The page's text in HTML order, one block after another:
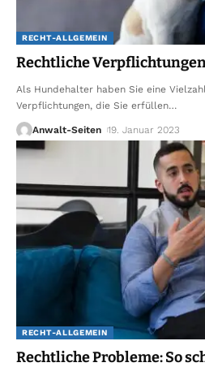
RECHT-ALLGEMEIN
Rechtliche
Als Hundehalter haben Sie eine
Verpflichtungen, die Sie erfüllen…
Anwalt-Seiten 19. Januar 2023
RECHT-ALLGEMEIN
Rechtliche Probleme: So